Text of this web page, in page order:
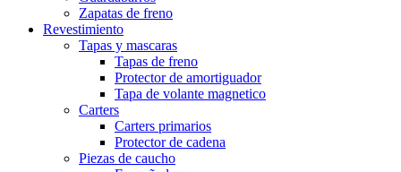
Zapatas de freno
Revestimiento
Tapas y mascaras
Tapas de freno
Protector de amortiguador
Tapa de volante magnetico
Carters
Carters primarios
Protector de cadena
Piezas de caucho